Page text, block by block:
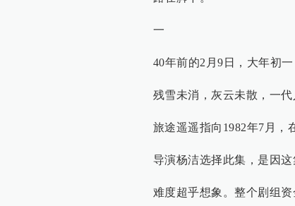
一
40年前的2月9日，大年初
残雪未消，灰云未散，一
旅途遥遥指向1982年7月，
导演杨洁选择此集，是因
难度超乎想象。整个剧组